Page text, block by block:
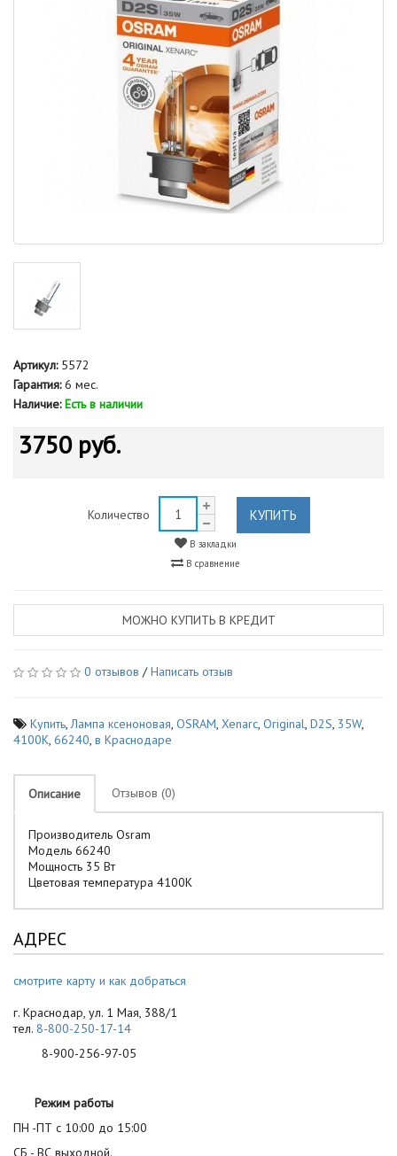
Артикул:5572
Гарантия:6 мес.
Наличие: Есть в наличии
3750 руб.
Количество КУПИТЬ
В закладки
В сравнение
МОЖНО КУПИТЬ В КРЕДИТ
0 отзывов /Написать отзыв
Купить,Лампа ксеноновая, OSRAM, Xenarc, Original, D2S, 35W,
4100K, 66240, в Краснодаре
Описание Отзывов (0)
Производитель Osram
Модель 66240
Мощность 35 Вт
Цветовая температура 4100K
АДРЕС
смотрите карту и как добраться
г. Краснодар, ул. 1 Мая, 388/1
тел. 8-800-250-17-14
8-900-256-97-05
Режим работы
ПН -ПТ с 10:00 до 15:00
СБ - ВС выходной.